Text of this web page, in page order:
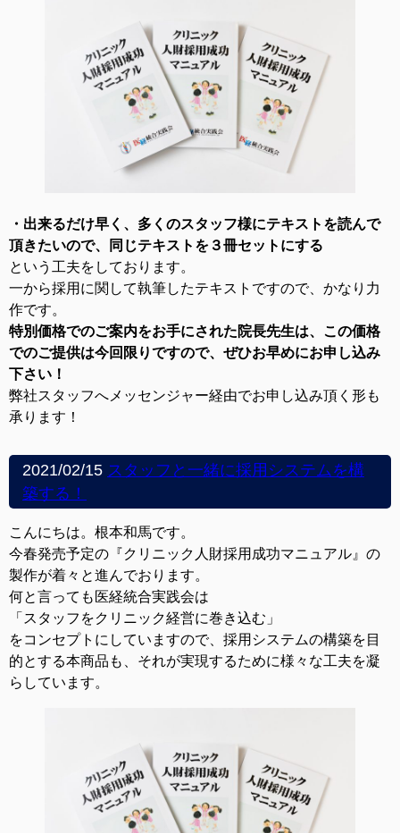
・出来るだけ早く、多くのスタッフ様にテキストを読んで
頂きたいので、同じテキストを３冊セットにする
という工夫をしております。
一から採用に関して執筆したテキストですので、かなり力
作です。
特別価格でのご案内をお手にされた院長先生は、この価格
でのご提供は今回限りですので、ぜひお早めにお申し込み
下さい！
弊社スタッフへメッセンジャー経由でお申し込み頂く形も
承ります！
2021/02/15 スタッフと一緒に採用システムを構
築する！
こんにちは。根本和馬です。
今春発売予定の『クリニック人財採用成功マニュアル』の
製作が着々と進んでおります。
何と言っても医経統合実践会は
「スタッフをクリニック経営に巻き込む」
をコンセプトにしていますので、採用システムの構築を目
的とする本商品も、それが実現するために様々な工夫を凝
らしています。